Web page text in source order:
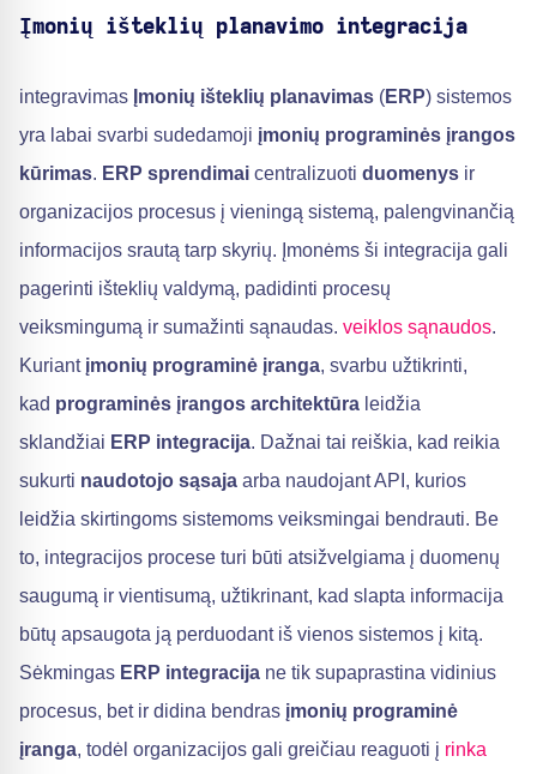
Įmonių išteklių planavimo integracija
integravimas Įmonių išteklių planavimas (ERP) sistemos
yra labai svarbi sudedamoji įmonių programinės įrangos
kūrimas. ERP sprendimai centralizuoti duomenys ir
organizacijos procesus į vieningą sistemą, palengvinančią
informacijos srautą tarp skyrių. Įmonėms ši integracija gali
pagerinti išteklių valdymą, padidinti procesų
veiksmingumą ir sumažinti sąnaudas. veiklos sąnaudos.
Kuriant įmonių programinė įranga, svarbu užtikrinti,
kad programinės įrangos architektūra leidžia
sklandžiai ERP integracija. Dažnai tai reiškia, kad reikia
sukurti naudotojo sąsaja arba naudojant API, kurios
leidžia skirtingoms sistemoms veiksmingai bendrauti. Be
to, integracijos procese turi būti atsižvelgiama į duomenų
saugumą ir vientisumą, užtikrinant, kad slapta informacija
būtų apsaugota ją perduodant iš vienos sistemos į kitą.
Sėkmingas ERP integracija ne tik supaprastina vidinius
procesus, bet ir didina bendras įmonių programinė
įranga, todėl organizacijos gali greičiau reaguoti į rinka